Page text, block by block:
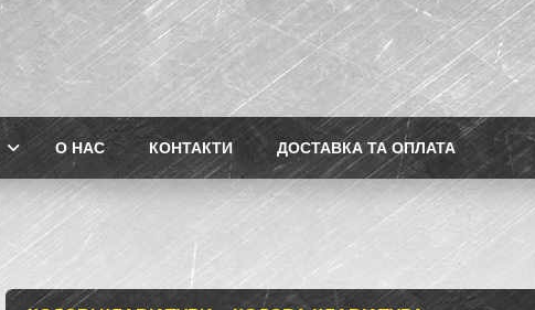
О НАС КОНТАКТИ ДОСТАВКА ТА ОПЛАТА